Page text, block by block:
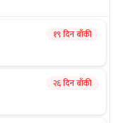
१९ दिन बाँकी
२६ दिन बाँकी